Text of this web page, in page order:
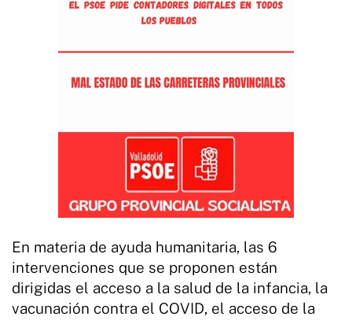
En materia de ayuda humanitaria, las 6
intervenciones que se proponen están
dirigidas el acceso a la salud de la infancia, la
vacunación contra el COVID, el acceso de la